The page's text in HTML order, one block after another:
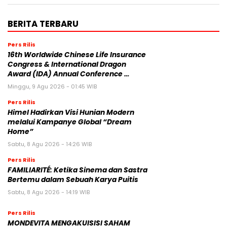
BERITA TERBARU
Pers Rilis
16th Worldwide Chinese Life Insurance
Congress & International Dragon
Award (IDA) Annual Conference …
Minggu, 9 Agu 2026 - 01:45 WIB
Pers Rilis
Himel Hadirkan Visi Hunian Modern
melalui Kampanye Global “Dream
Home”
Sabtu, 8 Agu 2026 - 14:26 WIB
Pers Rilis
FAMILIARITÉ: Ketika Sinema dan Sastra
Bertemu dalam Sebuah Karya Puitis
Sabtu, 8 Agu 2026 - 14:19 WIB
Pers Rilis
MONDEVITA MENGAKUISISI SAHAM